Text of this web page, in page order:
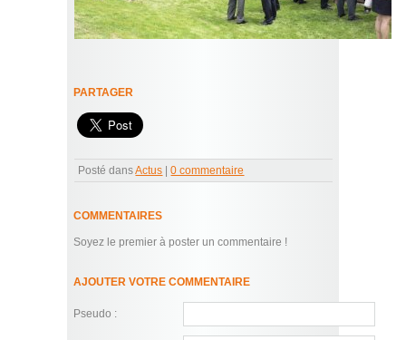
PARTAGER
Posté dansActus |0 commentaire
COMMENTAIRES
Soyez le premier à poster un commentaire !
AJOUTER VOTRE COMMENTAIRE
Pseudo :